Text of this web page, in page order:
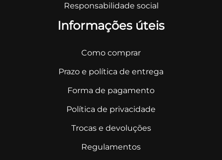
Responsabilidade social
Informações úteis
Como comprar
Prazo e política de entrega
Forma de pagamento
Política de privacidade
Trocas e devoluções
Regulamentos